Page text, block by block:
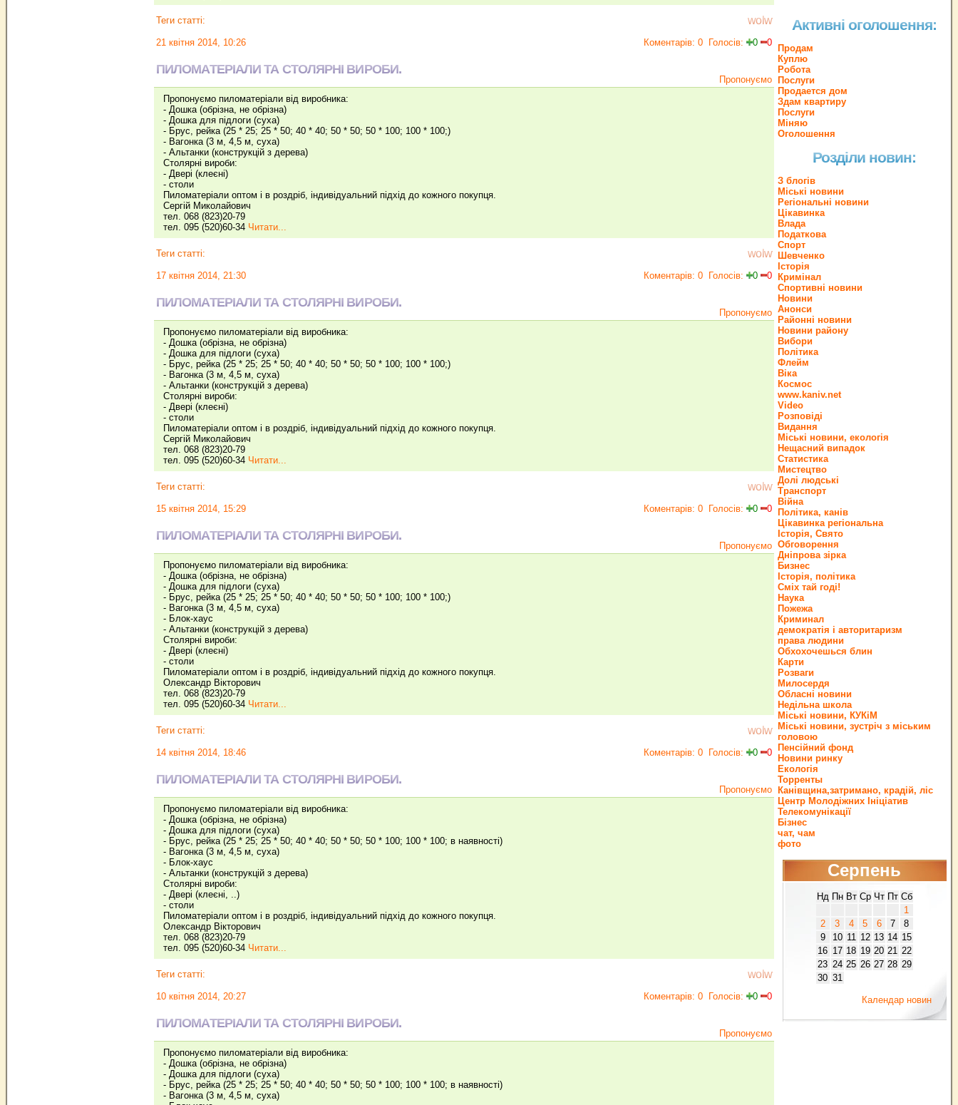
Теги статті: wolw
21 квітня 2014, 10:26 Коментарів: 0 Голосів: 0 0
ПИЛОМАТЕРІАЛИ ТА СТОЛЯРНІ ВИРОБИ.
Пропонуємо
Пропонуємо пиломатеріали від виробника:
- Дошка (обрізна, не обрізна)
- Дошка для підлоги (суха)
- Брус, рейка (25 * 25; 25 * 50; 40 * 40; 50 * 50; 50 * 100; 100 * 100;)
- Вагонка (3 м, 4,5 м, суха)
- Альтанки (конструкцій з дерева)
Столярні вироби:
- Двері (клеєні)
- столи
Пиломатеріали оптом і в роздріб, індивідуальний підхід до кожного покупця.
Сергій Миколайович
тел. 068 (823)20-79
тел. 095 (520)60-34 Читати...
Теги статті: wolw
17 квітня 2014, 21:30 Коментарів: 0 Голосів: 0 0
ПИЛОМАТЕРІАЛИ ТА СТОЛЯРНІ ВИРОБИ.
Пропонуємо
Пропонуємо пиломатеріали від виробника:
- Дошка (обрізна, не обрізна)
- Дошка для підлоги (суха)
- Брус, рейка (25 * 25; 25 * 50; 40 * 40; 50 * 50; 50 * 100; 100 * 100;)
- Вагонка (3 м, 4,5 м, суха)
- Альтанки (конструкцій з дерева)
Столярні вироби:
- Двері (клеєні)
- столи
Пиломатеріали оптом і в роздріб, індивідуальний підхід до кожного покупця.
Сергій Миколайович
тел. 068 (823)20-79
тел. 095 (520)60-34 Читати...
Теги статті: wolw
15 квітня 2014, 15:29 Коментарів: 0 Голосів: 0 0
ПИЛОМАТЕРІАЛИ ТА СТОЛЯРНІ ВИРОБИ.
Пропонуємо
Пропонуємо пиломатеріали від виробника:
- Дошка (обрізна, не обрізна)
- Дошка для підлоги (суха)
- Брус, рейка (25 * 25; 25 * 50; 40 * 40; 50 * 50; 50 * 100; 100 * 100;)
- Вагонка (3 м, 4,5 м, суха)
- Блок-хаус
- Альтанки (конструкцій з дерева)
Столярні вироби:
- Двері (клеєні)
- столи
Пиломатеріали оптом і в роздріб, індивідуальний підхід до кожного покупця.
Олександр Вікторович
тел. 068 (823)20-79
тел. 095 (520)60-34 Читати...
Теги статті: wolw
14 квітня 2014, 18:46 Коментарів: 0 Голосів: 0 0
ПИЛОМАТЕРІАЛИ ТА СТОЛЯРНІ ВИРОБИ.
Пропонуємо
Пропонуємо пиломатеріали від виробника:
- Дошка (обрізна, не обрізна)
- Дошка для підлоги (суха)
- Брус, рейка (25 * 25; 25 * 50; 40 * 40; 50 * 50; 50 * 100; 100 * 100; в наявності)
- Вагонка (3 м, 4,5 м, суха)
- Блок-хаус
- Альтанки (конструкцій з дерева)
Столярні вироби:
- Двері (клеєні, ..)
- столи
Пиломатеріали оптом і в роздріб, індивідуальний підхід до кожного покупця.
Олександр Вікторович
тел. 068 (823)20-79
тел. 095 (520)60-34 Читати...
Теги статті: wolw
10 квітня 2014, 20:27 Коментарів: 0 Голосів: 0 0
ПИЛОМАТЕРІАЛИ ТА СТОЛЯРНІ ВИРОБИ.
Пропонуємо
Пропонуємо пиломатеріали від виробника:
- Дошка (обрізна, не обрізна)
- Дошка для підлоги (суха)
- Брус, рейка (25 * 25; 25 * 50; 40 * 40; 50 * 50; 50 * 100; 100 * 100; в наявності)
- Вагонка (3 м, 4,5 м, суха)
Активні оголошення:
Продам
Куплю
Робота
Послуги
Продается дом
Здам квартиру
Послуги
Міняю
Оголошення
Розділи новин:
З блогів
Міські новини
Регіональні новини
Цікавинка
Влада
Податкова
Спорт
Шевченко
Історія
Кримінал
Спортивні новини
Новини
Анонси
Районні новини
Новини району
Вибори
Політика
Флейм
Віка
Космос
www.kaniv.net
Video
Розповіді
Видання
Міські новини, екологія
Нещасний випадок
Статистика
Мистецтво
Долі людські
Транспорт
Війна
Політика, канів
Цікавинка регіональна
Історія, Свято
Обговорення
Дніпрова зірка
Бизнес
Історія, політика
Сміх тай годі!
Наука
Пожежа
Криминал
демократія і авторитаризм
права людини
Обхохочешься блин
Карти
Розваги
Милосердя
Обласні новини
Недільна школа
Міські новини, КУКіМ
Міські новини, зустріч з міським
головою
Пенсійний фонд
Новини ринку
Екологія
Торренты
Канівщина,затримано, крадій, ліс
Центр Молодіжних Ініціатив
Телекомунікації
Бізнес
чат, чам
фото
Серпень
Нд Пн Вт Ср Чт Пт Сб
1
2
3 4 5 6 7
8
9
10 11 12 13 14 15
16 17 18 19 20 21 22
23 24 25 26 27 28 29
30 31
Календар новин